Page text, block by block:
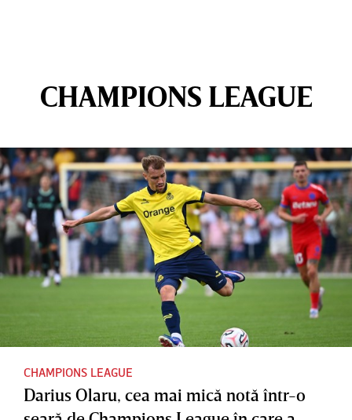
CHAMPIONS LEAGUE
CHAMPIONS LEAGUE
Darius Olaru, cea mai mică notă într-o